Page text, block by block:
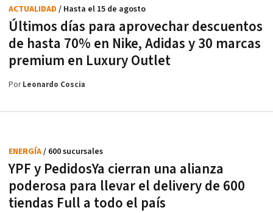
Últimos días para aprovechar descuentos
de hasta 70% en Nike, Adidas y 30 marcas
premium en Luxury Outlet
ACTUALIDAD / Hasta el 15 de agosto
PorLeonardo Coscia
YPF y PedidosYa cierran una alianza
poderosa para llevar el delivery de 600
tiendas Full a todo el país
ENERGÍA/ 600 sucursales